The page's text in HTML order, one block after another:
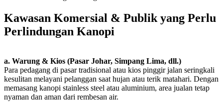
Kawasan Komersial & Publik yang Perlu
Perlindungan Kanopi
a. Warung & Kios (Pasar Johar, Simpang Lima, dll.)
Para pedagang di pasar tradisional atau kios pinggir jalan seringkali
kesulitan melayani pelanggan saat hujan atau terik matahari. Dengan
memasang kanopi stainless steel atau aluminium, area jualan tetap
nyaman dan aman dari rembesan air.